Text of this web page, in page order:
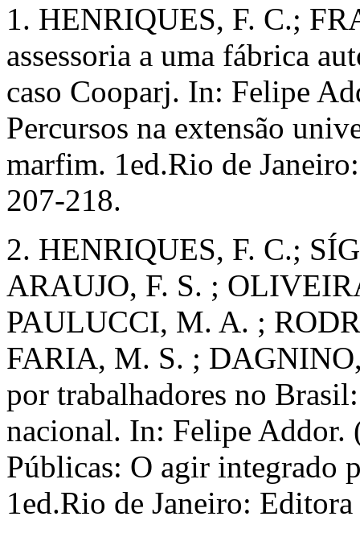
1. HENRIQUES, F. C.;
assessoria a uma fábrica
caso Cooparj. In: Felipe
Percursos na extensão
marfim. 1ed.Rio de
207-218.
2. HENRIQUES, F. C.;
ARAUJO, F. S. ;
PAULUCCI, M. A. ;
FARIA, M. S. ; DAGNINO,
por trabalhadores no
nacional. In: Felipe Addor.
Públicas: O agir integrado
1ed.Rio de Janeiro: